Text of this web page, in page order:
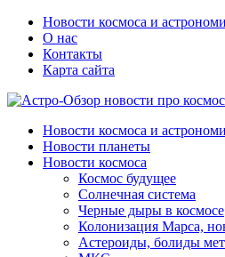
Новости космоса и
О нас
Контакты
Карта сайта
Новости космоса и
Новости планеты
Новости космоса
Космос будущее
Солнечная система
Черные дыры в космосе
Колонизация Марса,
Астероиды, болиды